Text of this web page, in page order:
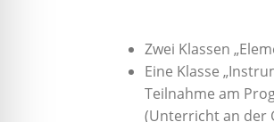
Zwei Klassen
Eine Klasse
Teilnahme am
(Unterricht an der